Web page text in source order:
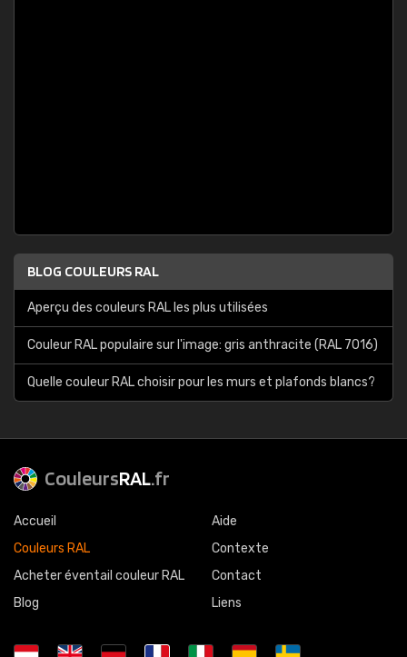
BLOG COULEURS RAL
Aperçu des couleurs RAL les plus utilisées
Couleur RAL populaire sur l'image: gris anthracite (RAL 7016)
Quelle couleur RAL choisir pour les murs et plafonds blancs?
CouleursRAL.fr
Accueil
Couleurs RAL
Acheter éventail couleur RAL
Blog
Aide
Contexte
Contact
Liens